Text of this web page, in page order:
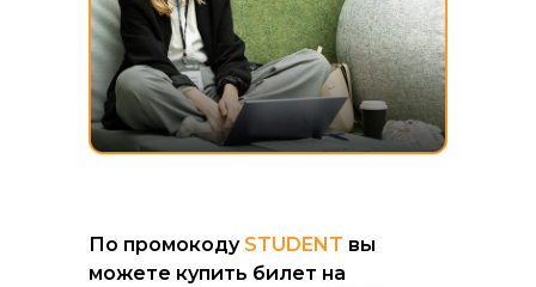
По промокоду STUDENT вы
можете купить билет на